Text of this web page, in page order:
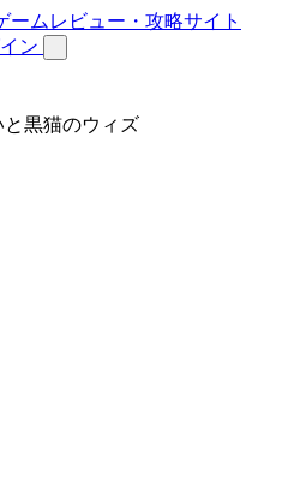
ン
黒猫のウィズ